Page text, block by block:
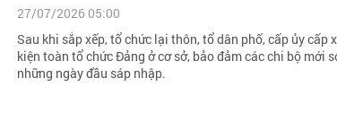
27/07/2026 05:00
Sau khi sắp xếp, tổ chức lại thôn, tổ dân phố, cấp ủy
kiện toàn tổ chức Đảng ở cơ sở, bảo đảm các chi bộ mới
những ngày đầu sáp nhập.